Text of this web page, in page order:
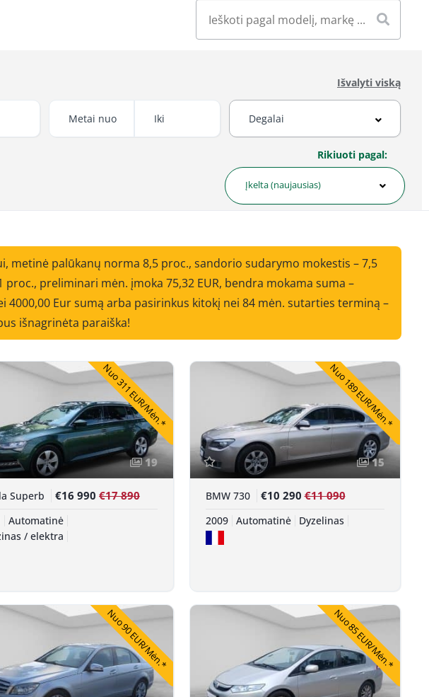
Išvalyti viską
Rikiuoti pagal:
Įkelta (naujausias)
metinė palūkanų norma 8,5 proc., sandorio sudarymo mokestis – 7,5
preliminari mėn. įmoka 75,32 EUR, bendra mokama suma –
Eur sumą arba pasirinkus kitokį nei 84 mėn. sutarties terminą –
išnagrinėta paraiška!
Nuo 311 EUR/Mėn.*
19
Superb €16 990 €17 890
Automatinė
/ elektra
Nuo 189 EUR/Mėn.*
15
BMW 730 €10 290€11 090
2009 Automatinė Dyzelinas
Nuo 90 EUR/Mėn.* Nuo 85 EUR/Mėn.*